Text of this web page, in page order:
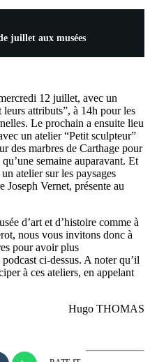
juillet aux musées
12 juillet, avec un
attributs”, à 14h pour les
Le prochain a ensuite lieu
un atelier “Petit sculpteur”
des marbres de Carthage pour
semaine auparavant. Et
atelier sur les paysages
Joseph Vernet, présente au
d’art et d’histoire comme à
nous vous invitons donc à
pour avoir plus
ci-dessus. A noter qu’il
à ces ateliers, en appelant
Hugo THOMAS